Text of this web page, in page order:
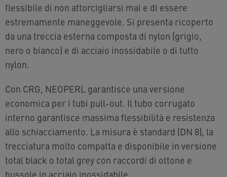
flessibile di non attorcigliarsi mai e di essere
estremamente maneggevole. Si presenta ricoperto
da una treccia esterna composta di nylon (grigio,
nero o bianco) e di acciaio inossidabile o di tutto
nylon.
Con CRG, NEOPERL garantisce una versione
economica per i tubi pull-out. Il tubo corrugato
interno garantisce massima flessibilità e resistenza
allo schiacciamento. La misura è standard (DN 8), la
trecciatura molto compatta e disponibile in versione
total black o total grey con raccordi di ottone e
bussole in acciaio inossidabile.